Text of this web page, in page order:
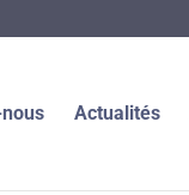
Actualités